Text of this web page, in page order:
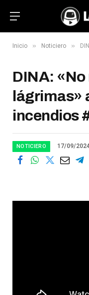
Inicio » Noticiero »
DINA:
lágrimas»
incendios
NOTICIERO 17/09/